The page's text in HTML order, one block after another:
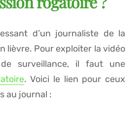
d’un journaliste de la
lièvre. Pour exploiter la vidéo
de surveillance, il faut une
. Voici le lien pour ceux
au journal :